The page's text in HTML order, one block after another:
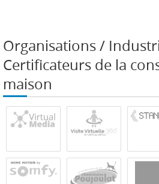
Organisations /
Certificateurs de la
maison